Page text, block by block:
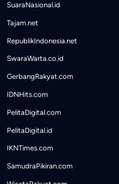
SuaraNasional.id
Tajam.net
RepublikIndonesia.net
SwaraWarta.co.id
GerbangRakyat.com
IDNHits.com
PelitaDigital.com
PelitaDigital.id
IKNTimes.com
SamudraPikiran.com